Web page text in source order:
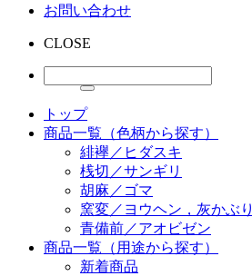
お問い合わせ
CLOSE
トップ
商品一覧（色柄から探す）
緋襷／ヒダスキ
桟切／サンギリ
胡麻／ゴマ
窯変／ヨウヘン，灰かぶり
青備前／アオビゼン
商品一覧（用途から探す）
新着商品